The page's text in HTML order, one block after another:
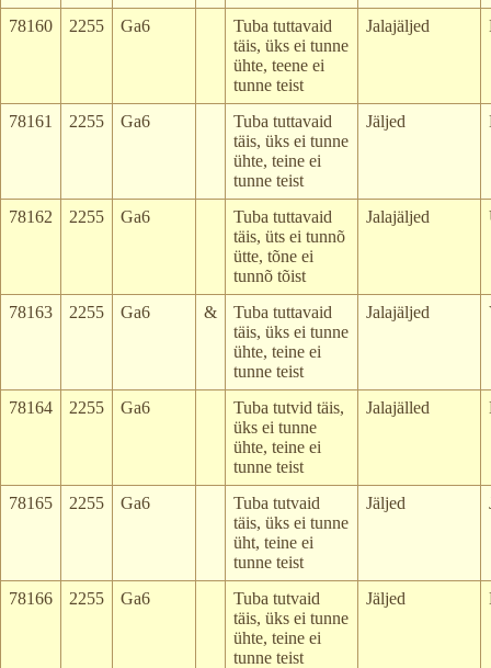
78160 2255 Ga6
Tuba tuttavaid
täis, üks ei tunne
ühte, teene ei
tunne teist
Jalajäljed
78161 2255 Ga6
Tuba tuttavaid
täis, üks ei tunne
ühte, teine ei
tunne teist
Jäljed
78162 2255 Ga6
Tuba tuttavaid
täis, üts ei tunnõ
ütte, tõne ei
tunnõ tõist
Jalajäljed
78163 2255 Ga6 &
Tuba tuttavaid
täis, üks ei tunne
ühte, teine ei
tunne teist
Jalajäljed
78164 2255 Ga6
Tuba tutvid täis,
üks ei tunne
ühte, teine ei
tunne teist
Jalajälled
78165 2255 Ga6
Tuba tutvaid
täis, üks ei tunne
üht, teine ei
tunne teist
Jäljed
78166 2255 Ga6
Tuba tutvaid
täis, üks ei tunne
ühte, teine ei
tunne teist
Jäljed